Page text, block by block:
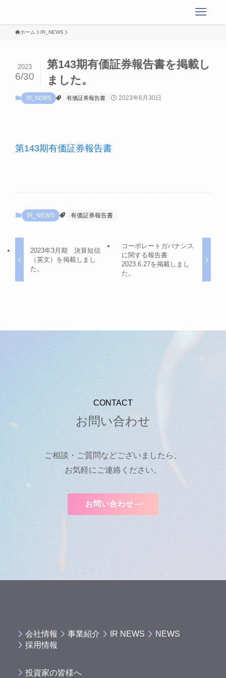
ホーム IR_NEWS
第143期有価証券報告書を掲載し
ました。
2023
6/30
IR_NEWS 有価証券報告書 2023年6月30日
第143期有価証券報告書
IR_NEWS 有価証券報告書
2023年3月期 決算短信
（英文）を掲載しまし
た。
コーポレートガバナンス
に関する報告書
2023.6.27を掲載しまし
た。
CONTACT
お問い合わせ
ご相談・ご質問などございましたら、
お気軽にご連絡ください。
お問い合わせ
会社情報 事業紹介 IR NEWS
NEWS
採用情報
投資家の皆様へ